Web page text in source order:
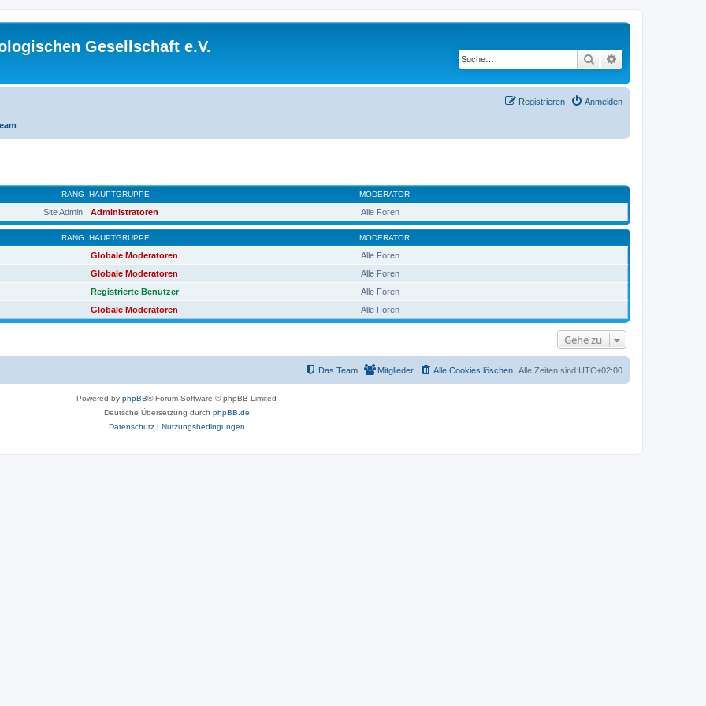
Gesellschaft e.V.
Suche
Anmelden
Registrieren
RANG HAUPTGRUPPE MODERATOR
Site Admin Administratoren Alle Foren
RANG HAUPTGRUPPE MODERATOR
Globale Moderatoren
Alle Foren
Globale Moderatoren
Alle Foren
Registrierte Benutzer
Alle Foren
Globale Moderatoren Alle Foren
Gehe zu
Alle Zeiten sind UTC+02:00
Alle Cookies löschen
Mitglieder
Das Team
Powered by phpBB® Forum Software © phpBB Limited
Deutsche Übersetzung durch phpBB.de
Datenschutz| Nutzungsbedingungen